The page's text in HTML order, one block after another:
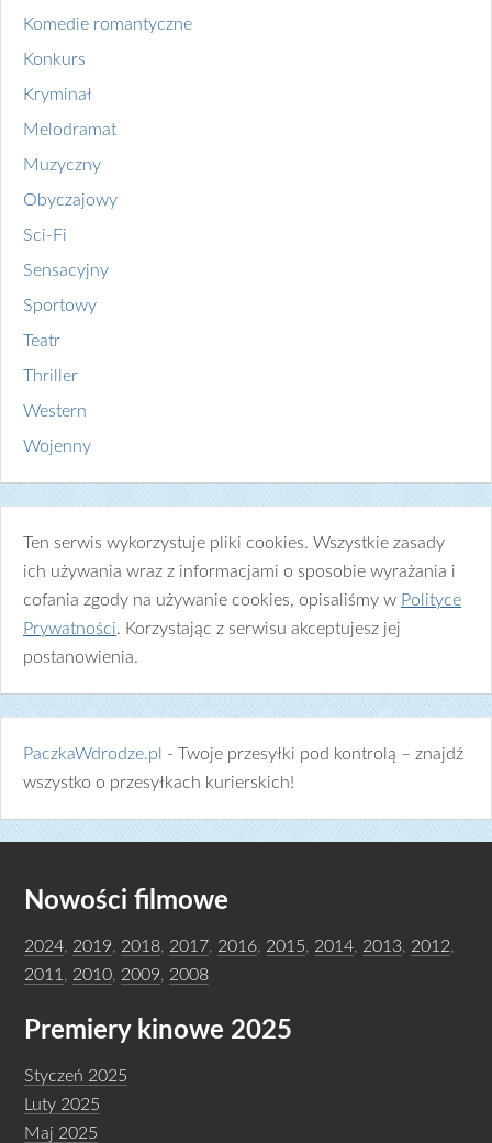
Komedie romantyczne
Konkurs
Kryminał
Melodramat
Muzyczny
Obyczajowy
Sci-Fi
Sensacyjny
Sportowy
Teatr
Thriller
Western
Wojenny
Ten serwis wykorzystuje pliki cookies. Wszystkie zasady
ich używania wraz z informacjami o sposobie wyrażania i
cofania zgody na używanie cookies, opisaliśmy w Polityce
Prywatności. Korzystając z serwisu akceptujesz jej
postanowienia.
PaczkaWdrodze.pl - Twoje przesyłki pod kontrolą – znajdź
wszystko o przesyłkach kurierskich!
Nowości filmowe
2024 2019 2018 2017 2016 2015 2014 2013 2012
2011
2010 2009 2008
Premiery kinowe 2025
Styczeń 2025
Luty 2025
Maj 2025